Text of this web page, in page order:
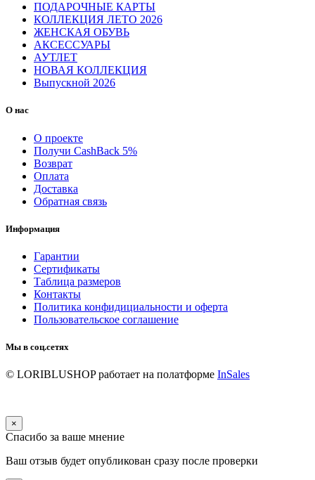
ПОДАРОЧНЫЕ КАРТЫ
КОЛЛЕКЦИЯ ЛЕТО 2026
ЖЕНСКАЯ ОБУВЬ
АКСЕССУАРЫ
АУТЛЕТ
НОВАЯ КОЛЛЕКЦИЯ
Выпускной 2026
О нас
О проекте
Получи CashBack 5%
Возврат
Оплата
Доставка
Обратная связь
Информация
Гарантии
Сертификаты
Таблица размеров
Контакты
Политика конфидициальности и оферта
Пользовательское соглашение
Мы в соц.сетях
© LORIBLUSHOPработает на полатформе InSales
×
Спасибо за ваше мнение
Ваш отзыв будет опубликован сразу после проверки